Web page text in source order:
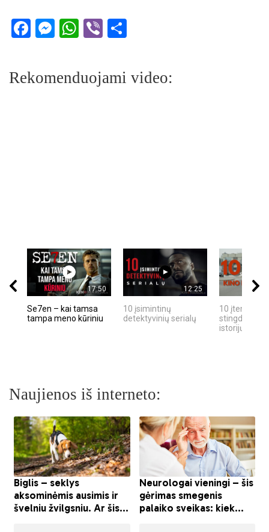
Facebook
Messenger
WhatsApp
Viber
Rekomenduojami video:
17:50
Se7en – kai tamsa
tampa meno kūriniu
12:25
10 įsimintinų
detektyvinių serialų
10 įtemptų,
stingdančių
istorijų
Naujienos iš interneto: